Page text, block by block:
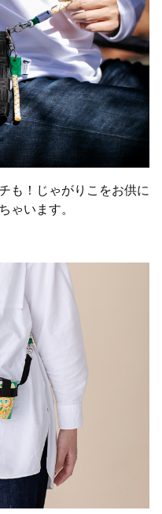
も！じゃがりこをお供に
ゃいます。